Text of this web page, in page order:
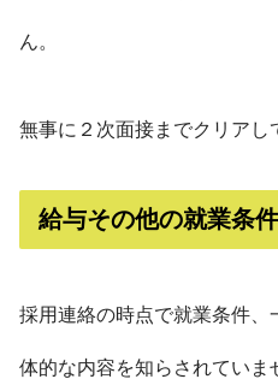
ん。
無事に２次面接までクリアし
給与その他の就業条件
採用連絡の時点で就業条件
体的な内容を知らされていま